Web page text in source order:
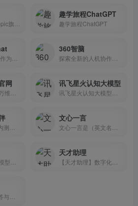
趣学旅程ChatGPT
趣学旅程ChatGPT
360智脑
网 讯飞星火认知大模型
文心一言
天才助理